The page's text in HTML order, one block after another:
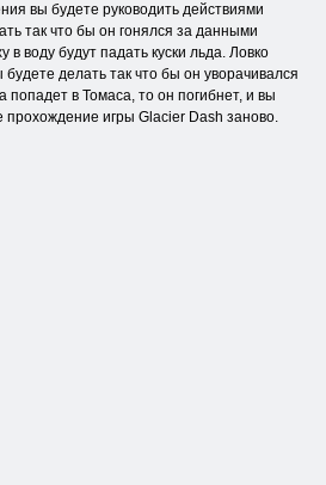
вы будете руководить действиями
так что бы он гонялся за данными
воду будут падать куски льда. Ловко
делать так что бы он уворачивался
попадет в Томаса, то он погибнет, и вы
прохождение игры Glacier Dash заново.